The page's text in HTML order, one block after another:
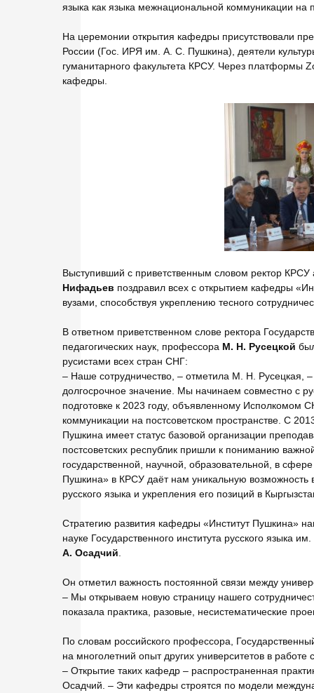
языка как языка межнациональной коммуникации на
На церемонии открытия кафедры присутствовали
России (Гос. ИРЯ им. А. С. Пушкина), деятели
гуманитарного факультета КРСУ. Через платформы
кафедры.
Выступивший с приветственным словом ректор
Нифадьев поздравил всех с открытием кафедры
вузами, способствуя укреплению тесного
В ответном приветственном слове ректора
педагогических наук, профессора М. Н. Русецкой
русистами всех стран СНГ:
– Наше сотрудничество, – отметила М. Н. Русецкая,
долгосрочное значение. Мы начинаем совместно с
подготовке к 2023 году, объявленному Исполкомом
коммуникации на постсоветском пространстве. С
Пушкина имеет статус базовой организации
постсоветских республик пришли к пониманию
государственной, научной, образовательной, в
Пушкина» в КРСУ даёт нам уникальную возможность
русского языка и укрепления его позиций в
Стратегию развития кафедры «Институт Пушкина»
науке Государственного института русского языка
А. Осадчий
Он отметил важность постоянной связи между
– Мы открываем новую страницу нашего
показала практика, разовые, несистематические
По словам российского профессора,
на многолетний опыт других университетов в
– Открытие таких кафедр – распространенная
Осадчий. – Эти кафедры строятся по модели